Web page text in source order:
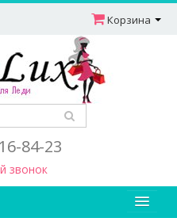
84-23
звонок
Корзина